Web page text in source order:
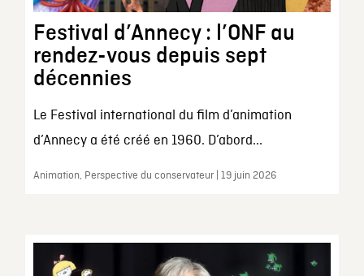
Festival d’Annecy : l’ONF au
rendez-vous depuis sept
décennies
Le Festival international du film d’animation
d’Annecy a été créé en 1960. D’abord...
Animation, Perspective du conservateur | 19 juin 2026